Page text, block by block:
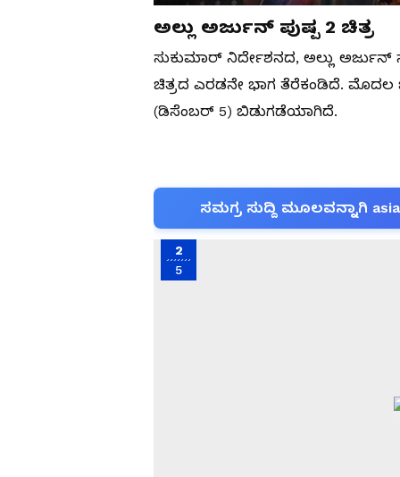
ಅಲ್ಲು ಅರ್ಜುನ್ ಪುಷ್ಪ 2 ಚಿತ್ರ
ಸುಕುಮಾರ್ ನಿರ್ದೇಶನದ, ಅಲ್ಲು
ಚಿತ್ರದ ಎರಡನೇ ಭಾಗ ತೆರೆಕಂಡಿದೆ. ಮೊದಲ
(ಡಿಸೆಂಬರ್ 5) ಬಿಡುಗಡೆಯಾಗಿದೆ.
ಸಮಗ್ರ ಸುದ್ದಿ ಮೂಲವನ್ನಾಗಿ
2
5